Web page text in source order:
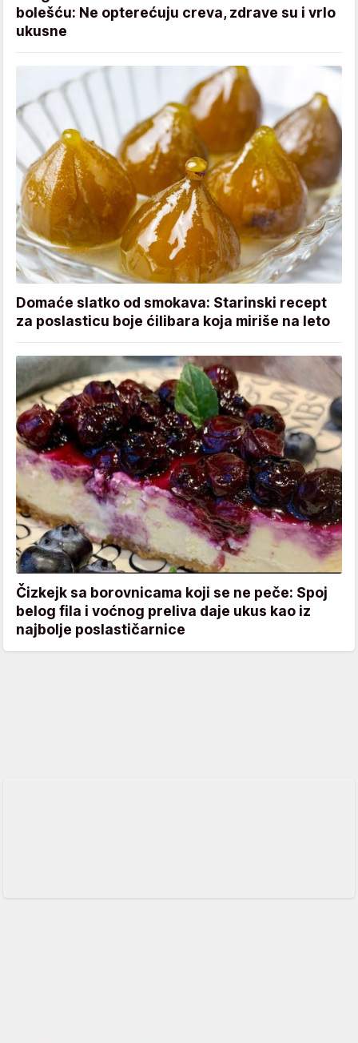
bolešću: Ne opterećuju creva, zdrave su i vrlo
ukusne
Domaće slatko od smokava: Starinski recept
za poslasticu boje ćilibara koja miriše na leto
Čizkejk sa borovnicama koji se ne peče: Spoj
belog fila i voćnog preliva daje ukus kao iz
najbolje poslastičarnice